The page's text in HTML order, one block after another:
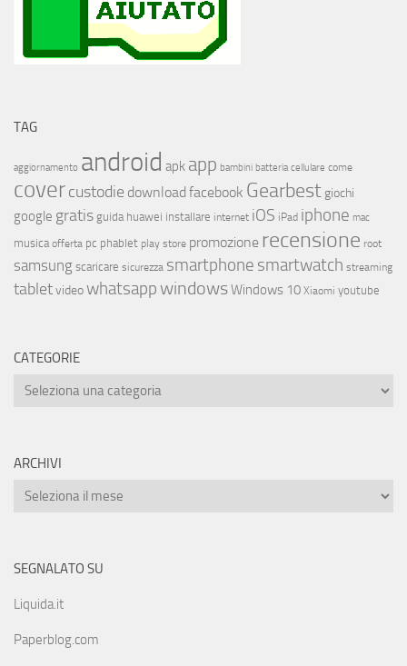
TAG
aggiornamento android apk app bambini batteria cellulare come
covercustodie download facebook Gearbest giochi
google gratis guida huawei installare internet iOS iPad iphone mac
musica offerta pc phablet play store promozione recensione root
samsungscaricare sicurezza smartphone smartwatch streaming
tabletvideowhatsappwindowsWindows 10 Xiaomi youtube
CATEGORIE
ARCHIVI
SEGNALATO SU
Liquida.it
Paperblog.com